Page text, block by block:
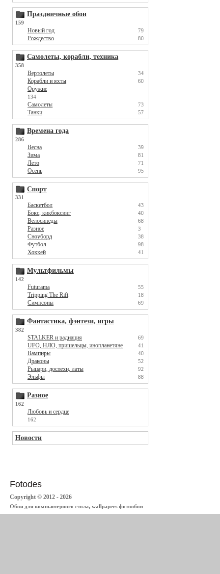
Праздничные обои
159
Новый год 79
Рождество 80
Самолеты, корабли, техника
358
Вертолеты 34
Корабли и яхты 60
Оружие
134
Самолеты 73
Танки 57
Времена года
286
Весна 39
Зима 81
Лето 71
Осень 95
Спорт
331
Баскетбол 43
Бокс, кикбоксинг 40
Велосипеды 68
Разное 3
Сноуборд 38
Футбол 98
Хоккей 41
Мультфильмы
142
Futurama 55
Tripping The Rift 18
Симпсоны 69
Фантастика, фэнтези, игры
382
STALKER и радиация 69
UFO, НЛО, пришельцы, инопланетяне 41
Вампиры 40
Драконы 52
Рыцари, доспехи, латы 92
Эльфы 88
Разное
162
Любовь и сердце
162
Новости
Fotodes
Copyright © 2012 - 2026
Обои для компьютерного стола, wallpapers фотообои